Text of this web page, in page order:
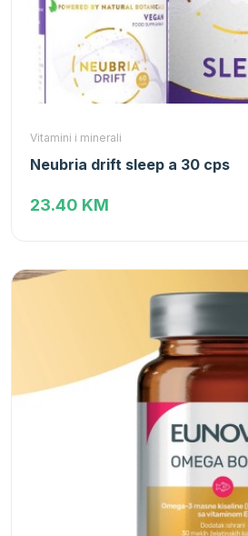
Vitamini i minerali
Neubria drift sleep a 30 cps
23.40 KM